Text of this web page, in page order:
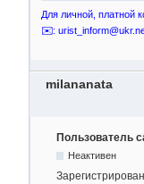
Для личной, платной
✉️:
milananata
Пользователь
Неактивен